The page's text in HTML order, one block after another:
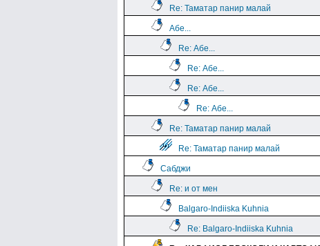
Re: Таматар панир малай
Абе...
Re: Абе...
Re: Абе...
Re: Абе...
Re: Абе...
Re: Таматар панир малай
Re: Таматар панир малай
Сабджи
Re: и от мен
Balgaro-Indiiska Kuhnia
Re: Balgaro-Indiiska Kuhnia